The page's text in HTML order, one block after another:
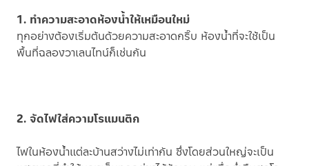
1. ทำความสะอาดห้องน้ำให้เหมือนใหม่
ทุกอย่างต้องเริ่มต้นด้วยความสะอาดกริ๊บ ห้องน้ำที่จะใช้เป็น
พื้นที่ฉลองวาเลนไทน์ก็เช่นกัน
2. จัดไฟใส่ความโรแมนติก
ไฟในห้องน้ำแต่ละบ้านสว่างไม่เท่ากัน ซึ่งโดยส่วนใหญ่จะเป็น